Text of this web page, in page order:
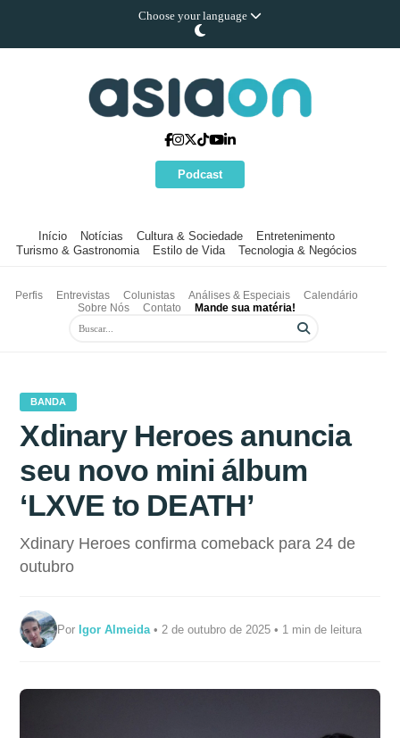
Choose your language
Podcast
Início Notícias Cultura & Sociedade
Entretenimento
Turismo & Gastronomia
Estilo de Vida Tecnologia & Negócios
Perfis Entrevistas Colunistas Análises & Especiais
Calendário
Sobre Nós
Contato Mande sua matéria!
BANDA
Xdinary Heroes anuncia
seu novo mini álbum
‘LXVE to DEATH’
Xdinary Heroes confirma comeback para 24 de
outubro
PorIgor Almeida • 2 de outubro de 2025 • 1 min de leitura